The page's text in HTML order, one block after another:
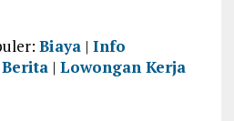
Biaya |Info
Berita |Lowongan Kerja